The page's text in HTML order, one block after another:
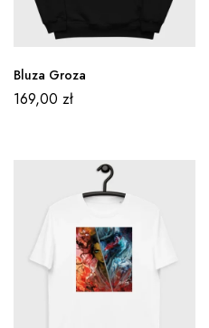
Bluza Groza
169,00 zł